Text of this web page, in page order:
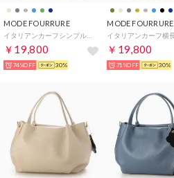
MODE FOURRURE
￥19,800
74%OFF 30%
MODE FOURRURE
￥19,800
71%OFF 30%